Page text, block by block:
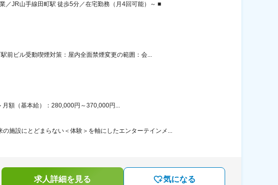
／JR山手線田町駅 徒歩5分／在宅勤務（月4回可能）～ ■
前ビル受動喫煙対策：屋内全面禁煙変更の範囲：会...
額（基本給）：280,000円～370,000円...
施設にとどまらない＜体験＞を軸にしたエンターテインメ...
求人詳細を見る 気になる